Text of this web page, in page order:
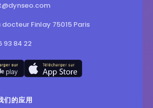
docteur Finlay 75015 Paris
93 84 22
们的应用